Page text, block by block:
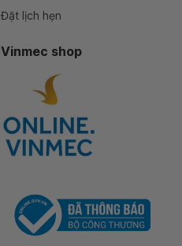
Đặt lịch hẹn
Vinmec shop